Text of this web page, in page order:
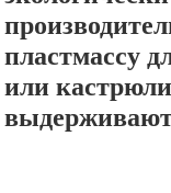
пластмассу
или
выдерживают